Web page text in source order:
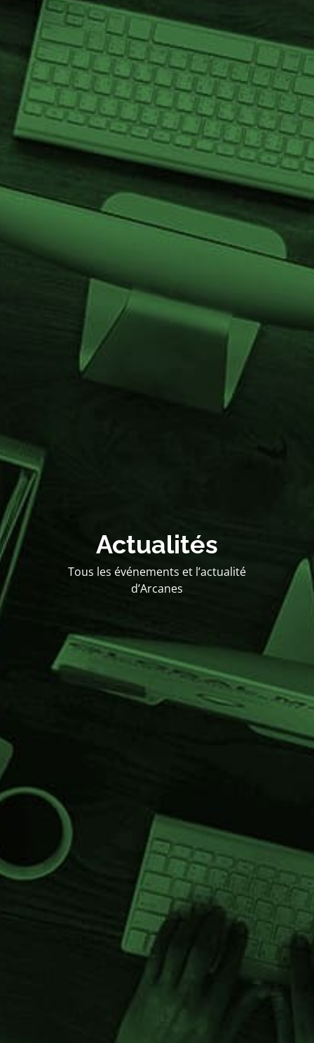
Actualités
Tous les événements et l’actualité
d’Arcanes